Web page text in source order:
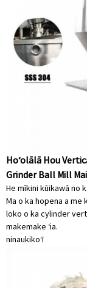
Hoʻolālā Hou
Grinder Ball Mill
He mīkini kūikawā no
Ma o ka hopena a me
loko o ka cylinder
makemake ʻia.
ninaukikoʻī